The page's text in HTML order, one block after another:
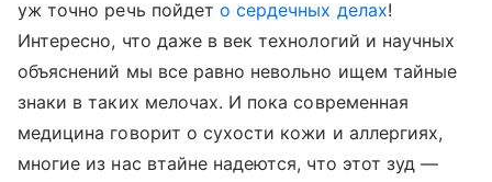
уж точно речь пойдето сердечных делах!
Интересно, что даже в век технологий и научных
объяснений мы все равно невольно ищем тайные
знаки в таких мелочах. И пока современная
медицина говорит о сухости кожи и аллергиях,
многие из нас втайне надеются, что этот зуд —